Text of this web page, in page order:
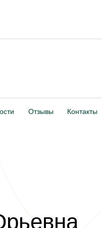
Отзывы Контакты